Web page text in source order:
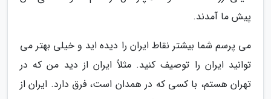
پیش ما آمدند.
می پرسم شما بیشتر نقاط ایران را دیده اید و خیلی بهتر می
توانید ایران را توصیف کنید. مثلاً ایران از دید من که در
تهران هستم، با کسی که در همدان است، فرق دارد. ایران از